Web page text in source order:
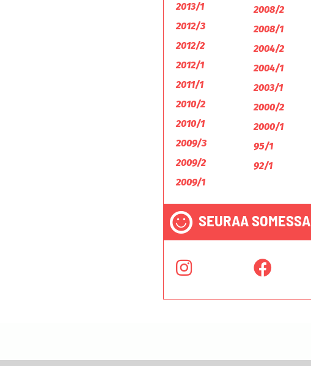
2013/1
2012/3
2012/2
2012/1
2011/1
2010/2
2010/1
2009/3
2009/2
2009/1
2008/2
2008/1
2004/2
2004/1
2003/1
2000/2
2000/1
95/1
92/1
SEURAA SOMESSA